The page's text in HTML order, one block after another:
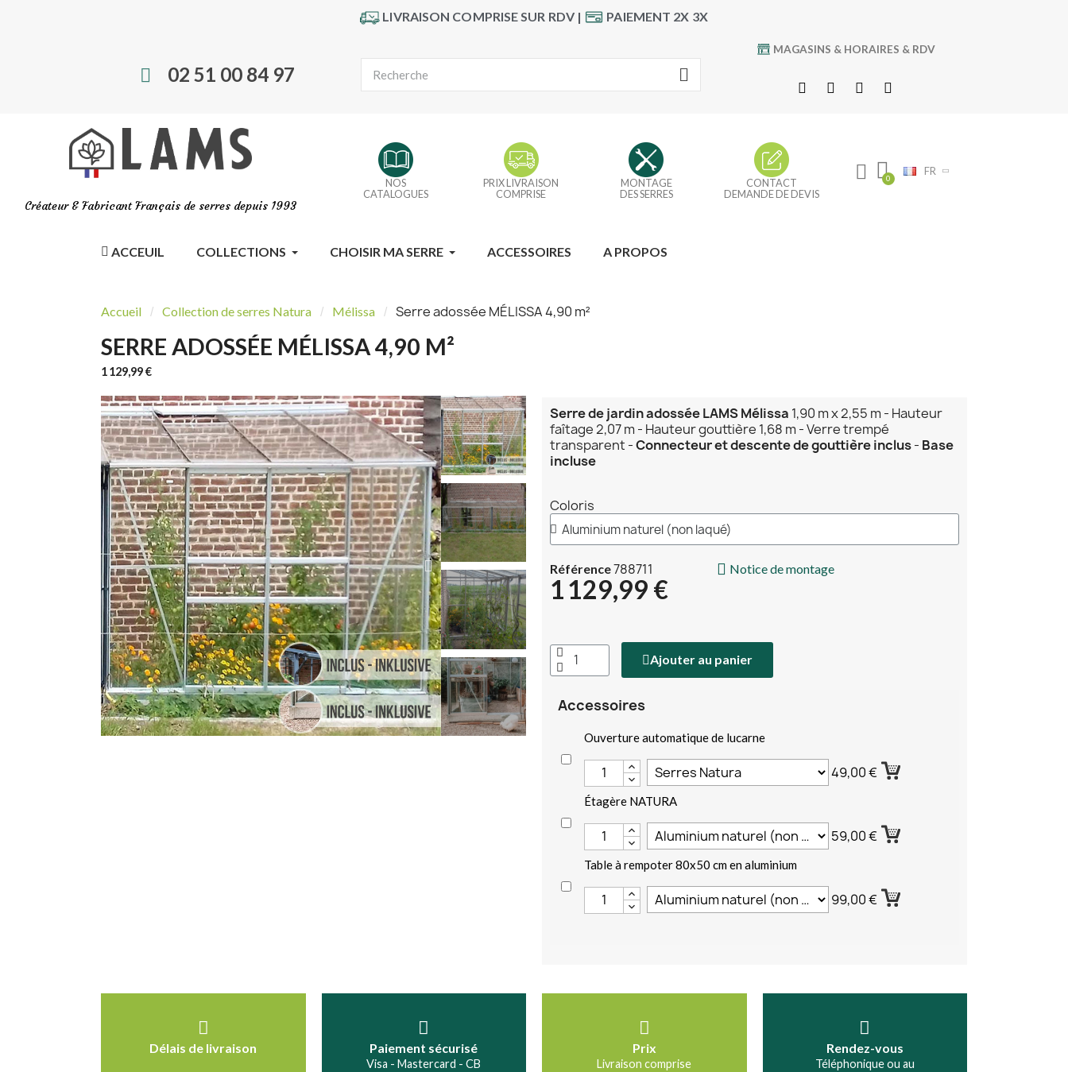
LIVRAISON COMPRISE SUR RDV | PAIEMENT 2X 3X
02 51 00 84 97
MAGASINS & HORAIRES & RDV
Créateur & Fabricant Français de serres depuis 1993
NOS
CATALOGUES
PRIX LIVRAISON
COMPRISE
MONTAGE
DES SERRES
CONTACT
DEMANDE DE DEVIS
FR
ACCEUIL COLLECTIONS CHOISIR MA SERRE ACCESSOIRES A PROPOS
Accueil Collection de serres Natura Mélissa Serre adossée MÉLISSA 4,90 m²
SERRE ADOSSÉE MÉLISSA 4,90 M²
1 129,99 €
Serre de jardin adossée LAMS Mélissa 1,90 m x 2,55 m - Hauteur
faîtage 2,07 m - Hauteur gouttière 1,68 m - Verre trempé
transparent -Connecteur et descente de gouttière inclus- Base
incluse
Coloris
Référence788711 Notice de montage
1 129,99 €
Ajouter au panier
Accessoires
Ouverture automatique de lucarne
49,00 €
Étagère NATURA
59,00 €
Table à rempoter 80x50 cm en aluminium
99,00 €
Délais de livraison Paiement sécurisé
Visa - Mastercard - CB
Prix
Livraison comprise
Rendez-vous
Téléphonique ou au